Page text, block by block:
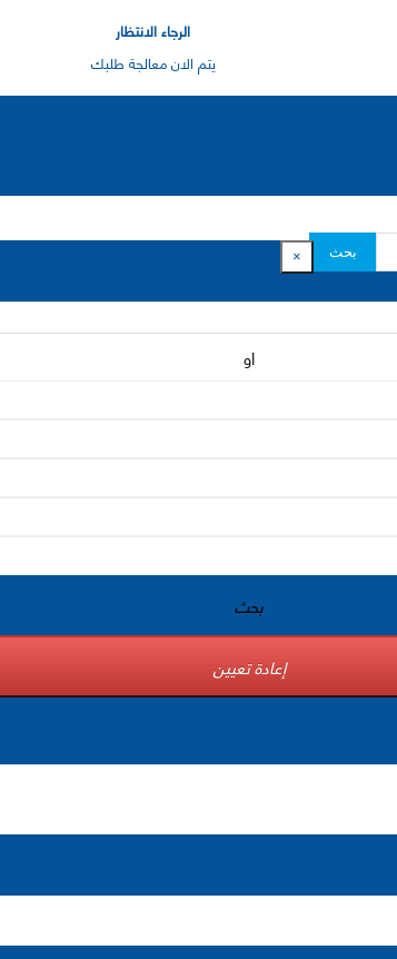
الرجاء الانتظار
يتم الان معالجة طلبك
بحث ×
او
بحث
إعادة تعيين